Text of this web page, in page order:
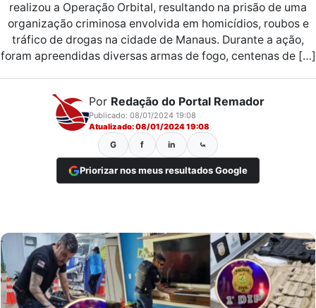
realizou a Operação Orbital, resultando na prisão de uma
organização criminosa envolvida em homicídios, roubos e
tráfico de drogas na cidade de Manaus. Durante a ação,
foram apreendidas diversas armas de fogo, centenas de […]
Por Redação do Portal Remador
Publicado: 08/01/2024 19:08
Atualizado: 08/01/2024 19:08
G f in ⤿
Priorizar nos meus resultados Google